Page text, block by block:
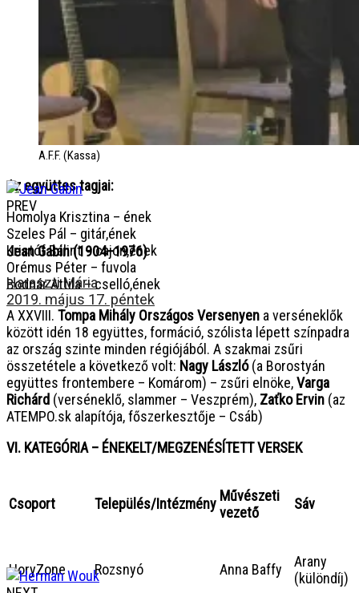
A.F.F. (Kassa)
Az együttes tagjai:
Homolya Krisztina – ének
Szeles Pál – gitár,ének
Kristóf Bálint – cajon,ének
Orémus Péter – fuvola
Bodnár Attila – cselló,ének
A XXVIII. Tompa Mihály Országos Versenyen a verséneklők
között idén 18 együttes, formáció, szólista lépett színpadra
az ország szinte minden régiójából. A szakmai zsűri
összetétele a következő volt: Nagy László(a Borostyán
együttes frontembere – Komárom) – zsűri elnöke,Varga
Richárd (verséneklő, slammer – Veszprém), Zaťko Ervin (az
ATEMPO.sk alapítója, főszerkesztője – Csáb)
VI. KATEGÓRIA – ÉNEKELT/MEGZENÉSÍTETT VERSEK
Csoport Település/Intézmény Művészeti
vezető
Sáv
HoryZone Rozsnyó Anna Baffy
Arany
(különdíj)
PREV
Jean Gabin (1904–1976)
Haraszti Mária
2019. május 17. péntek